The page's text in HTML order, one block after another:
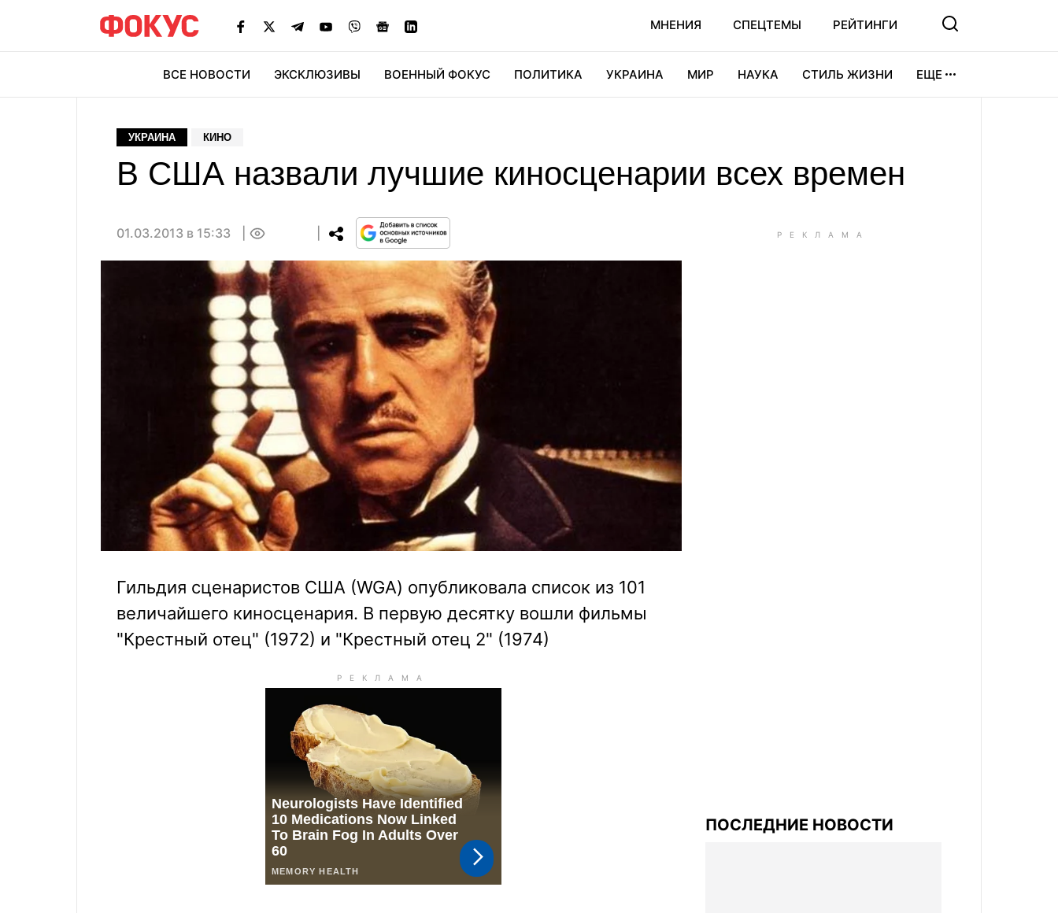
МНЕНИЯ СПЕЦТЕМЫ РЕЙТИНГИ
ВСЕ НОВОСТИ ЭКСКЛЮЗИВЫ ВОЕННЫЙ ФОКУС ПОЛИТИКА УКРАИНА МИР НАУКА СТИЛЬ ЖИЗНИ ЕЩЕ
УКРАИНА КИНО
В США назвали лучшие киносценарии всех времен
01.03.2013 в 15:33
Гильдия сценаристов США (WGA) опубликовала список из 101
величайшего киносценария. В первую десятку вошли фильмы
"Крестный отец" (1972) и "Крестный отец 2" (1974)
ПОСЛЕДНИЕ НОВОСТИ